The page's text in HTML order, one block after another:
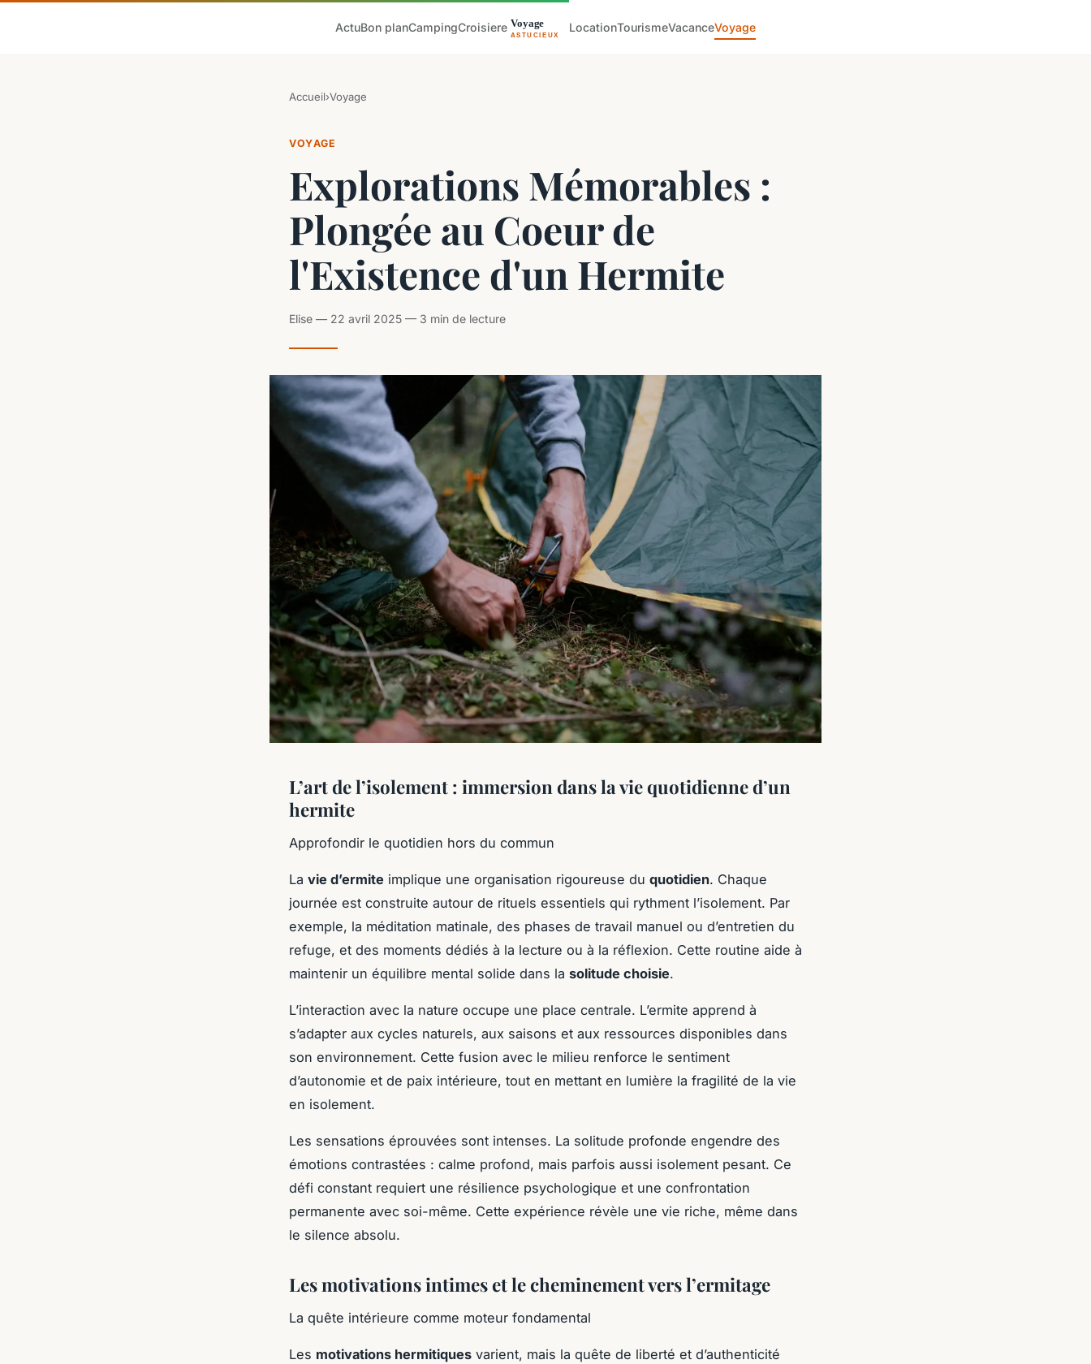
ActuBon planCampingCroisiere LocationTourismeVacanceVoyage
Accueil›Voyage
VOYAGE
Explorations Mémorables :
Plongée au Coeur de
l'Existence d'un Hermite
Elise — 22 avril 2025 — 3 min de lecture
L’art de l’isolement : immersion dans la vie quotidienne d’un
hermite
Approfondir le quotidien hors du commun
La vie d’ermite implique une organisation rigoureuse du quotidien. Chaque
journée est construite autour de rituels essentiels qui rythment l’isolement. Par
exemple, la méditation matinale, des phases de travail manuel ou d’entretien du
refuge, et des moments dédiés à la lecture ou à la réflexion. Cette routine aide à
maintenir un équilibre mental solide dans la solitude choisie.
L’interaction avec la nature occupe une place centrale. L’ermite apprend à
s’adapter aux cycles naturels, aux saisons et aux ressources disponibles dans
son environnement. Cette fusion avec le milieu renforce le sentiment
d’autonomie et de paix intérieure, tout en mettant en lumière la fragilité de la vie
en isolement.
Les sensations éprouvées sont intenses. La solitude profonde engendre des
émotions contrastées : calme profond, mais parfois aussi isolement pesant. Ce
défi constant requiert une résilience psychologique et une confrontation
permanente avec soi-même. Cette expérience révèle une vie riche, même dans
le silence absolu.
Les motivations intimes et le cheminement vers l’ermitage
La quête intérieure comme moteur fondamental
Les motivations hermitiques varient, mais la quête de liberté et d’authenticité